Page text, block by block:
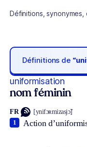
Définitions,
Définitions de
uniformisation
nom féminin
FR [ynifɔʀmizasjɔ̃]
Action
1